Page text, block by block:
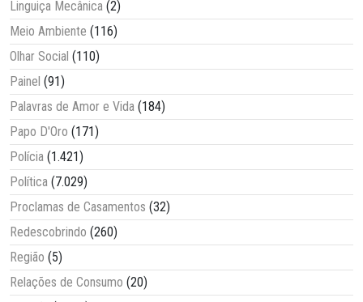
Linguiça Mecânica (2)
Meio Ambiente (116)
Olhar Social (110)
Painel (91)
Palavras de Amor e Vida (184)
Papo D'Oro (171)
Polícia (1.421)
Política (7.029)
Proclamas de Casamentos (32)
Redescobrindo (260)
Região (5)
Relações de Consumo (20)